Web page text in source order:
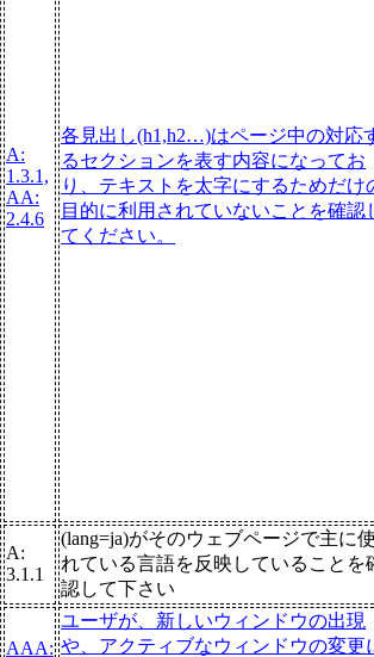
A:
1.3.1,
AA:
2.4.6
各見出し(h1,h2…)はページ中の対応
るセクションを表す内容になってお
り、テキストを太字にするためだけ
目的に利用されていないことを確認
てください。
A:
3.1.1
(lang=ja)がそのウェブページで主に
れている言語を反映していることを
認して下さい
AAA:
ユーザが、新しいウィンドウの出現
や、アクティブなウィンドウの変更